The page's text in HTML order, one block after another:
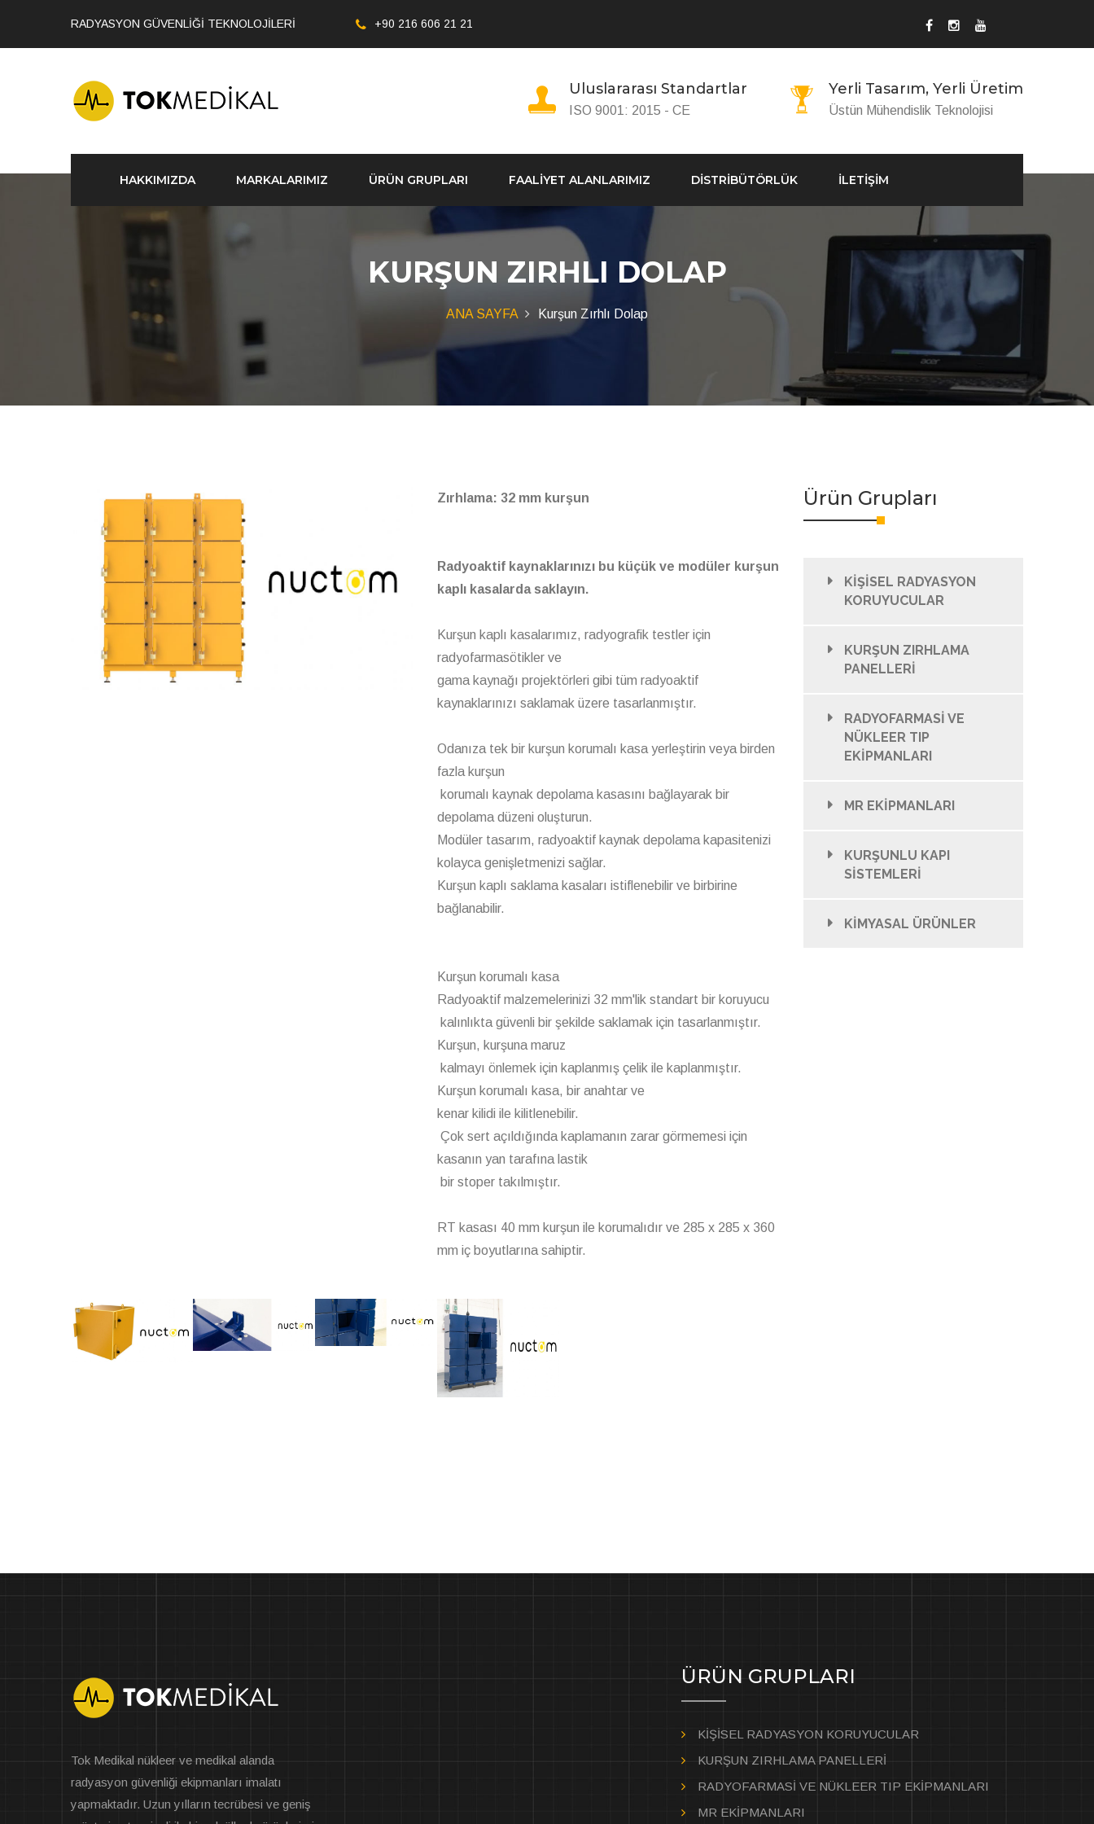
RADYASYON GÜVENLİĞİ TEKNOLOJİLERİ +90 216 606 21 21
Uluslararası Standartlar
ISO 9001: 2015 - CE
Yerli Tasarım, Yerli Üretim
Üstün Mühendislik Teknolojisi
HAKKIMIZDA MARKALARIMIZ ÜRÜN GRUPLARI FAALİYET ALANLARIMIZ DİSTRİBÜTÖRLÜK İLETİŞİM
KURŞUN ZIRHLI DOLAP
ANA SAYFA Kurşun Zırhlı Dolap
Zırhlama: 32 mm kurşun
Radyoaktif kaynaklarınızı bu küçük ve modüler kurşun
kaplı kasalarda saklayın.
Kurşun kaplı kasalarımız, radyografik testler için
radyofarmasötikler ve
gama kaynağı projektörleri gibi tüm radyoaktif
kaynaklarınızı saklamak üzere tasarlanmıştır.
Odanıza tek bir kurşun korumalı kasa yerleştirin veya birden
fazla kurşun
korumalı kaynak depolama kasasını bağlayarak bir
depolama düzeni oluşturun.
Modüler tasarım, radyoaktif kaynak depolama kapasitenizi
kolayca genişletmenizi sağlar.
Kurşun kaplı saklama kasaları istiflenebilir ve birbirine
bağlanabilir.
Kurşun korumalı kasa
Radyoaktif malzemelerinizi 32 mm'lik standart bir koruyucu
kalınlıkta güvenli bir şekilde saklamak için tasarlanmıştır.
Kurşun, kurşuna maruz
kalmayı önlemek için kaplanmış çelik ile kaplanmıştır.
Kurşun korumalı kasa, bir anahtar ve
kenar kilidi ile kilitlenebilir.
Çok sert açıldığında kaplamanın zarar görmemesi için
kasanın yan tarafına lastik
bir stoper takılmıştır.
RT kasası 40 mm kurşun ile korumalıdır ve 285 x 285 x 360
mm iç boyutlarına sahiptir.
Ürün Grupları
KİŞİSEL RADYASYON
KORUYUCULAR
KURŞUN ZIRHLAMA
PANELLERİ
RADYOFARMASİ VE
NÜKLEER TIP
EKİPMANLARI
MR EKİPMANLARI
KURŞUNLU KAPI
SİSTEMLERİ
KİMYASAL ÜRÜNLER
Tok Medikal nükleer ve medikal alanda
radyasyon güvenliği ekipmanları imalatı
yapmaktadır. Uzun yılların tecrübesi ve geniş
ÜRÜN GRUPLARI
KİŞİSEL RADYASYON KORUYUCULAR
KURŞUN ZIRHLAMA PANELLERİ
RADYOFARMASİ VE NÜKLEER TIP EKİPMANLARI
MR EKİPMANLARI